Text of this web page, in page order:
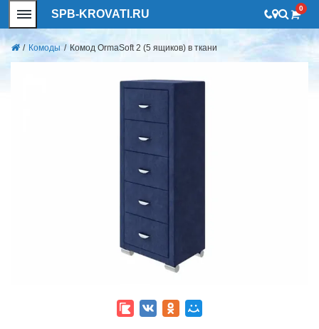
SPB-KROVATI.RU 0
/ Комоды / Комод OrmaSoft 2 (5 ящиков) в ткани